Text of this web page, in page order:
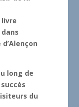
livre
long de
du